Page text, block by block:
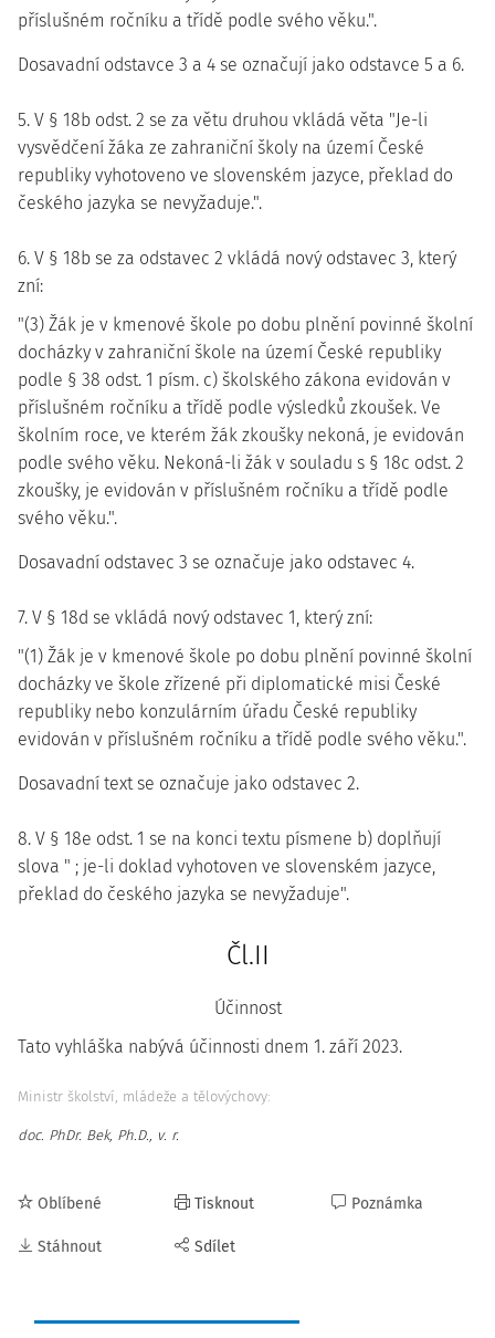
příslušném ročníku a třídě podle svého věku.".
Dosavadní odstavce 3 a 4 se označují jako odstavce 5 a 6.
5. V § 18b odst. 2 se za větu druhou vkládá věta "Je-li
vysvědčení žáka ze zahraniční školy na území České
republiky vyhotoveno ve slovenském jazyce, překlad do
českého jazyka se nevyžaduje.".
6. V § 18b se za odstavec 2 vkládá nový odstavec 3, který
zní:
"(3) Žák je v kmenové škole po dobu plnění povinné školní
docházky v zahraniční škole na území České republiky
podle § 38 odst. 1 písm. c) školského zákona evidován v
příslušném ročníku a třídě podle výsledků zkoušek. Ve
školním roce, ve kterém žák zkoušky nekoná, je evidován
podle svého věku. Nekoná-li žák v souladu s § 18c odst. 2
zkoušky, je evidován v příslušném ročníku a třídě podle
svého věku.".
Dosavadní odstavec 3 se označuje jako odstavec 4.
7. V § 18d se vkládá nový odstavec 1, který zní:
"(1) Žák je v kmenové škole po dobu plnění povinné školní
docházky ve škole zřízené při diplomatické misi České
republiky nebo konzulárním úřadu České republiky
evidován v příslušném ročníku a třídě podle svého věku.".
Dosavadní text se označuje jako odstavec 2.
8. V § 18e odst. 1 se na konci textu písmene b) doplňují
slova " ; je-li doklad vyhotoven ve slovenském jazyce,
překlad do českého jazyka se nevyžaduje".
Čl.II
Účinnost
Tato vyhláška nabývá účinnosti dnem 1. září 2023.
Ministr školství, mládeže a tělovýchovy:
doc. PhDr. Bek, Ph.D., v. r.
Oblíbené
Stáhnout
Tisknout
Sdílet
Poznámka